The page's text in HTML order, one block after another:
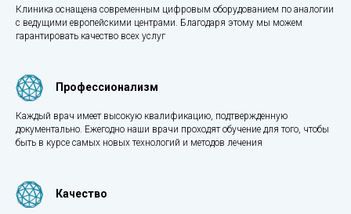
Клиника оснащена современным цифровым оборудованием по аналогии
с ведущими европейскими центрами. Благодаря этому мы можем
гарантировать качество всех услуг
Профессионализм
Каждый врач имеет высокую квалификацию, подтвержденную
документально. Ежегодно наши врачи проходят обучение для того, чтобы
быть в курсе самых новых технологий и методов лечения
Качество